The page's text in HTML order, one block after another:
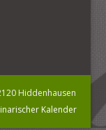
Hiddenhausen
Kalender